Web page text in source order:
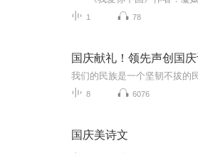
1 78
国庆献礼！领先声创国
8 6076
国庆美诗文